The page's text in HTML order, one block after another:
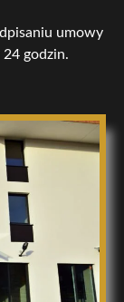
umowy
godzin.